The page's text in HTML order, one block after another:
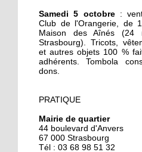
28 septembre 2019
Rentrée des
la positive attitude
26 septembre 2019
centre Rotterdam
26 septembre 2019
Esplanade : la piste
Samedi 5 octobre:
Club de l'Orangerie, de
Maison des Aînés (24
Strasbourg). Tricots,
et autres objets 100 %
adhérents. Tombola
dons.
PRATIQUE
Mairie de quartier
44 boulevard d'Anvers
67 000 Strasbourg
Tél : 03 68 98 51 32